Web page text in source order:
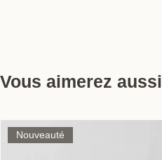
Vous aimerez aussi
Nouveauté